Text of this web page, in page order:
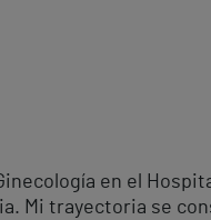
en el
Mi trayectoria se